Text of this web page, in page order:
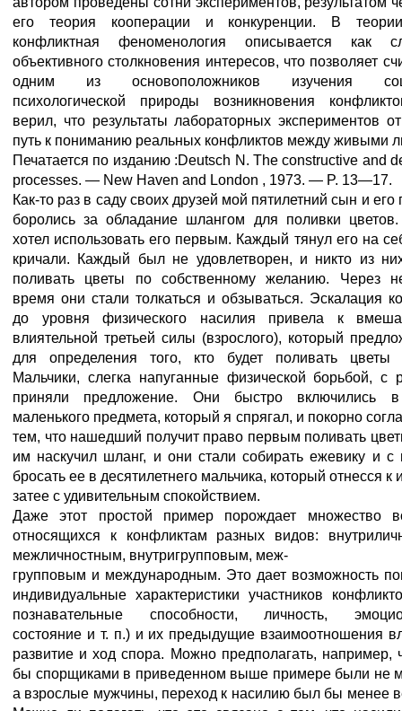
его теория кооперации и конкуренции. В
конфликтная феноменология описывается как
объективного столкновения интересов, что позволяет
одним из основоположников изучения
психологической природы возникновения
верил, что результаты лабораторных экспериментов
путь к пониманию реальных конфликтов между живыми
Печатается по изданию :Deutsch N. The constructive and
processes. — New Haven and London , 1973. — P. 13—17.
Как-то раз в саду своих друзей мой пятилетний сын и его
боролись за обладание шлангом для поливки
хотел использовать его первым. Каждый тянул его на
кричали. Каждый был не удовлетворен, и никто из
поливать цветы по собственному желанию. Через
время они стали толкаться и обзываться. Эскалация
до уровня физического насилия привела к
влиятельной третьей силы (взрослого), который
для определения того, кто будет поливать цветы
Мальчики, слегка напуганные физической борьбой, с
приняли предложение. Они быстро включились
маленького предмета, который я спрягал, и покорно
тем, что нашедший получит право первым поливать
им наскучил шланг, и они стали собирать ежевику и с
бросать ее в десятилетнего мальчика, который отнесся к
затее с удивительным спокойствием.
Даже этот простой пример порождает множество
относящихся к конфликтам разных видов:
межличностным, внутригрупповым, меж-
групповым и международным. Это дает возможность
индивидуальные характеристики участников
познавательные способности, личность,
состояние и т. п.) и их предыдущие взаимоотношения
развитие и ход спора. Можно предполагать, например,
бы спорщиками в приведенном выше примере были не
а взрослые мужчины, переход к насилию был бы менее